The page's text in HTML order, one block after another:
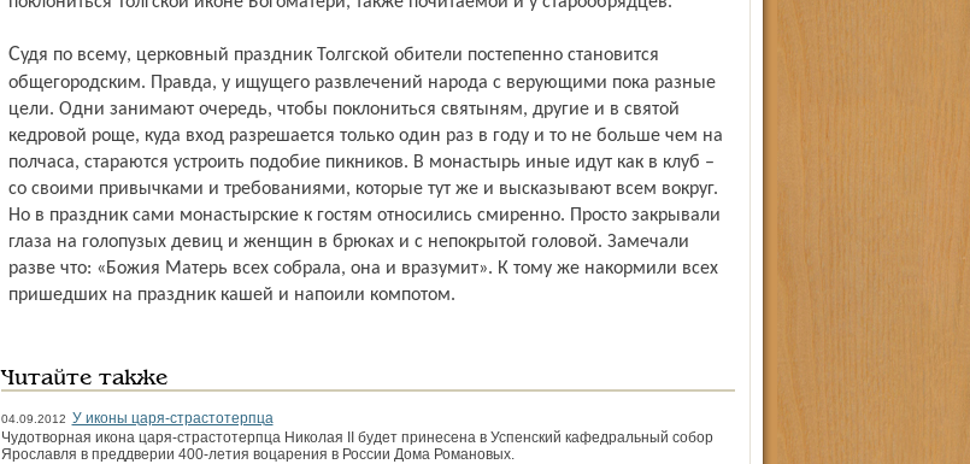
Судя по всему, церковный праздник Толгской обители постепенно становится
общегород­ским. Правда, у ищущего развлечений народа с верующими пока разные
цели. Одни занимают очередь, чтобы поклониться святыням, другие и в святой
кедровой роще, куда вход разрешается только один раз в году и то не больше чем на
полчаса, стараются устроить подобие пикников. В монастырь иные идут как в клуб –
со своими привычками и требованиями, которые тут же и вы­сказывают всем вокруг.
Но в праздник сами монастырские к гостям относились смиренно. Просто закрывали
глаза на голопузых девиц и женщин в брюках и с непокрытой головой. Замечали
разве что: «Божия Матерь всех собрала, она и вразумит». К тому же накормили всех
пришедших на праздник кашей и напоили компотом.
Читайте также
04.09.2012 У иконы царя-страстотерпца
Чудотворная икона царя-страстотерпца Николая II будет принесена в Успенский кафедральный собор
Яро­славля в преддверии 400-летия воцарения в России Дома Романовых.